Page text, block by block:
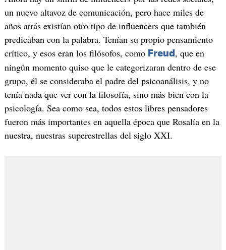
un nuevo altavoz de comunicación, pero hace miles de
años atrás existían otro tipo de influencers que también
predicaban con la palabra. Tenían su propio pensamiento
crítico, y esos eran los filósofos, como Freud , que en
ningún momento quiso que le categorizaran dentro de ese
grupo, él se consideraba el padre del psicoanálisis, y no
tenía nada que ver con la filosofía, sino más bien con la
psicología. Sea como sea, todos estos libres pensadores
fueron más importantes en aquella época que Rosalía en la
nuestra, nuestras superestrellas del siglo XXI.